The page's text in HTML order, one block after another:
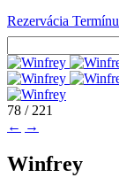
Rezervácia Termínu
78 / 221
← →
Winfrey